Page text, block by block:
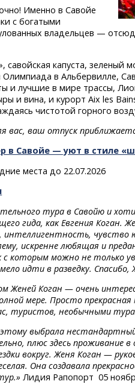
Именно в Савойе
с богатыми
владельцев —
савойская капуста, зеленый
Олимпиада в Альбервилле,
и лучшие в мире трассы,
и вина, и курорт Aix les
чистотой горного
вас, ваш отпуск
в Савойе — уют в стиле
места до 22.07.2026
тура в Савойю и
гида, как Евгения Коган.
интеллигентность,
искренне любящая и
которым можно не только
идти в разведку. Спасибо,
Женей Коган — очень
мере. Просто
туристов, необычными
выбрала
плюс здесь проживание
вокруг. Женя Коган —
Она создавала
Лидия Рапопорт 05